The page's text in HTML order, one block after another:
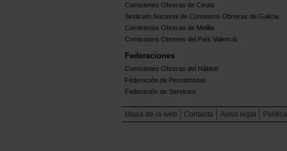
Comisiones Obreras de Ceuta
Sindicato Nacional de Comisions Obreiras de Galicia
Comisiones Obreras de Melilla
Comissions Obreres del Paìs Valenciá
Federaciones
Comisiones Obreras del Hábitat
Federación de Pensionistas
Federación de Servicios
Mapa de la web Contacta Aviso legal